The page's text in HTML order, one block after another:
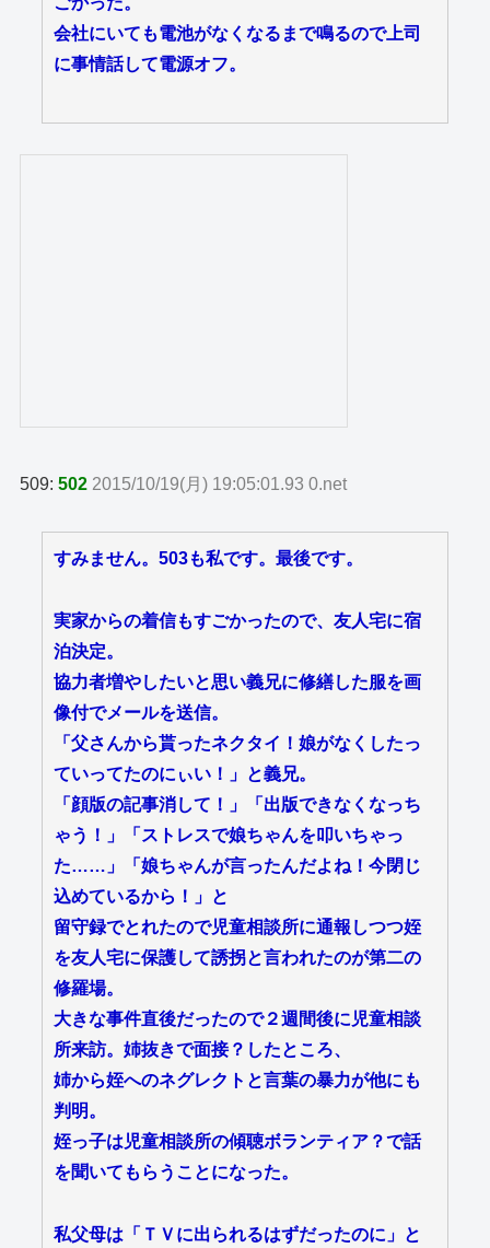
会社にいても電池がなくなるまで鳴るので上司
に事情話して電源オフ。
509:502 2015/10/19(月) 19:05:01.93 0.net
すみません。503も私です。最後です。
実家からの着信もすごかったので、友人宅に宿
泊決定。
協力者増やしたいと思い義兄に修繕した服を画
像付でメールを送信。
「父さんから貰ったネクタイ！娘がなくしたっ
ていってたのにぃい！」と義兄。
「顔版の記事消して！」「出版できなくなっち
ゃう！」「ストレスで娘ちゃんを叩いちゃっ
た……」「娘ちゃんが言ったんだよね！今閉じ
込めているから！」と
留守録でとれたので児童相談所に通報しつつ姪
を友人宅に保護して誘拐と言われたのが第二の
修羅場。
大きな事件直後だったので２週間後に児童相談
所来訪。姉抜きで面接？したところ、
姉から姪へのネグレクトと言葉の暴力が他にも
判明。
姪っ子は児童相談所の傾聴ボランティア？で話
を聞いてもらうことになった。
私父母は「ＴＶに出られるはずだったのに」と